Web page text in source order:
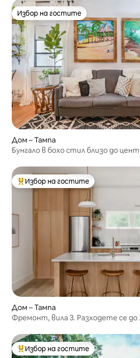
Избор на гостите
Избор на гостите
Дом – Тампа
Бунгало в бохо стил близо до
Най-популярен избор на гостите
Избор на гостите
Дом – Тампа
Фремонт, вила 3. Разходете се до
Най-популярен избор на гостите
Избор на гостите